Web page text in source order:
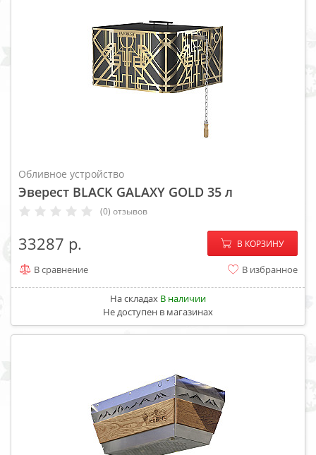
Обливное устройство
Эверест BLACK GALAXY GOLD 35 л
(0) отзывов
33287 − +
В КОРЗИНУ
В сравнение В избранное
На складах В наличии
Не доступен в магазинах